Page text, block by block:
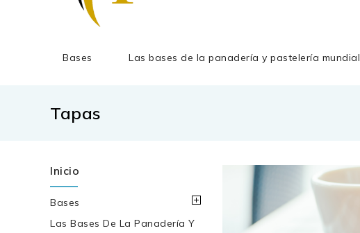
Bases Las bases de la panadería y pastelería mundial
Tapas
Inicio
Bases
Las Bases De La Panadería Y